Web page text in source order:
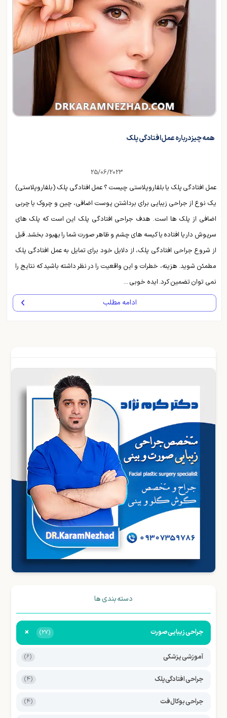
همه چیز درباره عمل افتادگی پلک
25/06/2023
عمل افتادگی پلک یا بلفاروپلاستی چیست ؟ عمل افتادگی پلک (بلفاروپلاستی)
یک نوع از جراحی زیبایی برای برداشتن پوست اضافی، چین و چروک یا چربی
اضافی از پلک ها است. هدف جراحی افتادگی پلک این است که پلک های
سرپوش دار یا افتاده یا کیسه های چشم و ظاهر صورت شما را بهبود بخشد. قبل
از شروع جراحی افتادگی پلک، از دلایل خود برای تمایل به عمل افتادگی پلک
مطمئن شوید. هزینه، خطرات و این واقعیت را در نظر داشته باشید که نتایج را
نمی توان تضمین کرد. ایده خوبی ...
ادامه مطلب
دسته بندی ها
جراحی زیبایی صورت (27)
+
آموزشی پزشکی (6)
جراحی افتادگی پلک (4)
جراحی بوکال فت (4)